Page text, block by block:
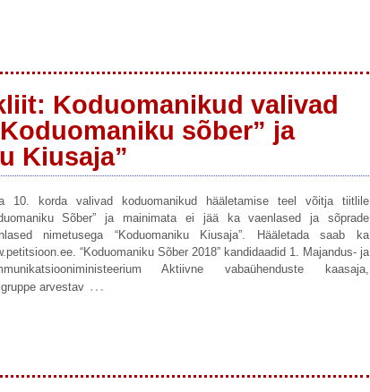
Koduomanikud valivad
sõber” ja
Kiusaja”
10. korda valivad koduomanikud hääletamise teel võitja tiitlile
Sõber” ja mainimata ei jää ka vaenlased ja sõprade
nimetusega “Koduomaniku Kiusaja”. Hääletada saab ka
“Koduomaniku Sõber 2018” kandidaadid 1. Majandus- ja
Aktiivne vabaühenduste kaasaja,
arvestav …